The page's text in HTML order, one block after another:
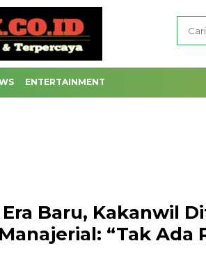
ENTERTAINMENT
Baru, Kakanwil
“Tak Ada